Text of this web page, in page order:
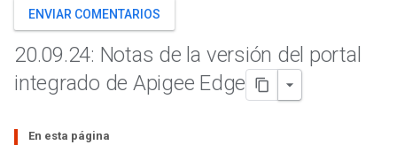
ENVIAR COMENTARIOS
20.09.24: Notas de la versión del portal
integrado de Apigee Edge
En esta página